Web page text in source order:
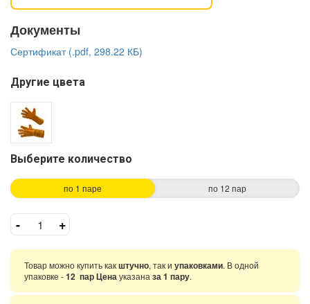
Документы
Сертификат (.pdf, 298.22 КБ)
Другие цвета
Выберите количество
по 1 паре по 12 пар
- +
Товар можно купить какштучно, так и упаковками. В одной
упаковке -12 пар Ценауказана за 1 пару.